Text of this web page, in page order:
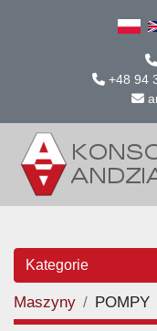
+48 94
Kategorie
Maszyny POMPY